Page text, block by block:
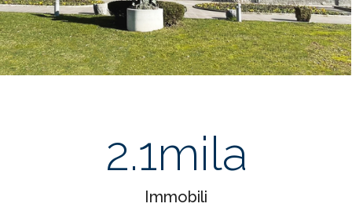
2.1mila
Immobili